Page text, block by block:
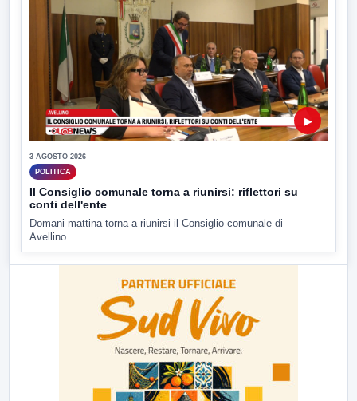
▶
3 AGOSTO 2026
POLITICA
Il Consiglio comunale torna a riunirsi: riflettori su
conti dell'ente
Domani mattina torna a riunirsi il Consiglio comunale di
Avellino....